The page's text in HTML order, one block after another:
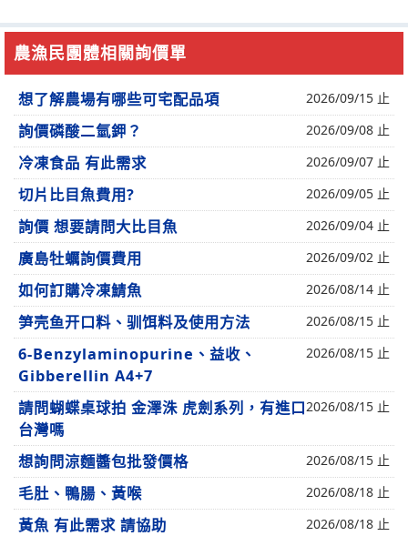
農漁民團體相關詢價單
想了解農場有哪些可宅配品項 2026/09/15 止
詢價磷酸二氫鉀？ 2026/09/08 止
冷凍食品 有此需求 2026/09/07 止
切片比目魚費用? 2026/09/05 止
詢價 想要請問大比目魚 2026/09/04 止
廣島牡蠣詢價費用 2026/09/02 止
如何訂購冷凍鯖魚 2026/08/14 止
笋壳鱼开口料、驯饵料及使用方法 2026/08/15 止
6-Benzylaminopurine、益收、
Gibberellin A4+7
2026/08/15 止
請問蝴蝶桌球拍 金澤洙 虎劍系列，有進口
台灣嗎
2026/08/15 止
想詢問涼麵醬包批發價格 2026/08/15 止
毛肚、鴨腸、黃喉 2026/08/18 止
黃魚 有此需求 請協助 2026/08/18 止